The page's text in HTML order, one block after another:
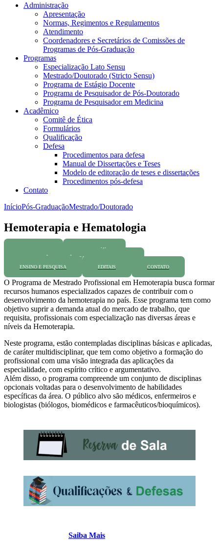
Administração
Apresentação
Normas, Regimentos e Regulamentos
Atendimento
Coordenadores e Secretários de Comissões de
Programas de Pós-Graduação
Programas
Especialização Lato Sensu
Mestrado/Doutorado (Stricto Sensu)
Programa de Estágio Docente
Programa de Pesquisador de Pós-Doutorado
Programa de Pesquisador em Medicina
Acadêmico
Comitê de Ética
Formulários
Qualificação
Defesa
Procedimentos para defesa
Manual de Dissertações e Teses
Modelo de editoração de teses e dissertações
Procedimentos pós-defesa
Contato
InícioPós-GraduaçãoMestrado/Doutorado
Hemoterapia e Hematologia
NORMATIVAS
INFORMAÇÕES ACADÊMICAS
ENSINO E PESQUISA
EDITAIS CONTATO
O Programa de Mestrado Profissional em Hemoterapia busca formar
recursos humanos especializados capazes de contribuir com o
desenvolvimento da hemoterapia no país. Esse programa tem como
objetivo suprir a demanda atual do mercado de trabalho, que
requisita, profissionais com especialização nas diversas áreas e
níveis da Hemoterapia.
Neste programa, estão contempladas disciplinas básicas e aplicadas,
de caráter multidisciplinar, que tem como objetivo a formação do
profissional com uma visão integrada das aplicações da
especialidade, com espírito crítico e argumentativo.
Além disso, o programa compreende um conjunto de disciplinas
opcionais voltadas para o desenvolvimento de habilidades
específicas da área. O público alvo são médicos, enfermeiros e
biologistas (biólogos, biomédicos e farmacêuticos/bioquímicos).
Saiba Mais